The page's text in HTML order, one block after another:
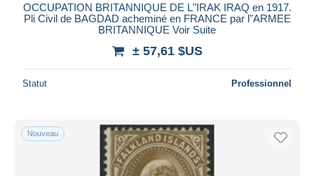
OCCUPATION BRITANNIQUE DE L"IRAK IRAQ en 1917.
Pli Civil de BAGDAD acheminé en FRANCE par l"ARMEE
BRITANNIQUE Voir Suite
± 57,61 $US
Statut Professionnel
Nouveau